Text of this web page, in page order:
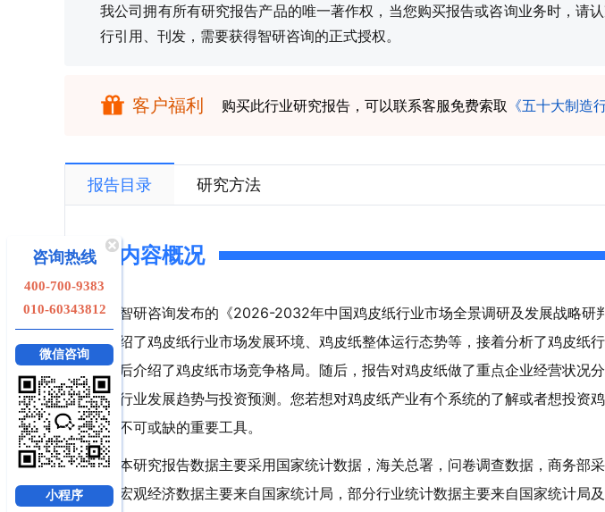
我公司拥有所有研究报告产品的唯一著作权，当您购买报告或咨询业务时，
行引用、刊发，需要获得智研咨询的正式授权。
客户福利 购买此行业研究报告，可以联系客服免费索取 《五十大制造
报告目录 研究方法
内容概况
智研咨询发布的《2026-2032年中国鸡皮纸行业市场全景调研及发展战略研
绍了鸡皮纸行业市场发展环境、鸡皮纸整体运行态势等，接着分析了鸡皮纸
后介绍了鸡皮纸市场竞争格局。随后，报告对鸡皮纸做了重点企业经营状况
行业发展趋势与投资预测。您若想对鸡皮纸产业有个系统的了解或者想投资
不可或缺的重要工具。
本研究报告数据主要采用国家统计数据，海关总署，问卷调查数据，商务部
宏观经济数据主要来自国家统计局，部分行业统计数据主要来自国家统计局
咨询热线
400-700-9383
010-60343812
微信咨询
小程序